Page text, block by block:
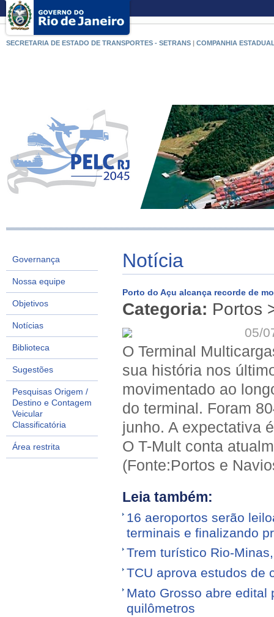
SECRETARIA DE ESTADO DE TRANSPORTES - SETRANS | COMPANHIA
Governança
Nossa equipe
Objetivos
Notícias
Biblioteca
Sugestões
Pesquisas Origem /
Destino e Contagem
Veicular
Classificatória
Área restrita
Notícia
Porto do Açu alcança recorde de
Categoria: Portos
05/
O Terminal
sua história nos
movimentado ao
do terminal. Foram
junho. A expectativa
O T-Mult conta
(Fonte:Portos e
Leia também:
16 aeroportos serão
terminais e finalizando
Trem turístico Rio-
TCU aprova estudos de
Mato Grosso abre edital
quilômetros